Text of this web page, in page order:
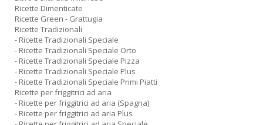
Ricette Dimenticate
Ricette Green - Grattugia
Ricette Tradizionali
- Ricette Tradizionali Speciale
- Ricette Tradizionali Speciale Orto
- Ricette Tradizionali Speciale Pizza
- Ricette Tradizionali Speciale Plus
- Ricette Tradizionali Speciale Primi Piatti
Ricette per friggitrici ad aria
- Ricette per friggitrici ad aria (Spagna)
- Ricette per friggitrici ad aria Plus